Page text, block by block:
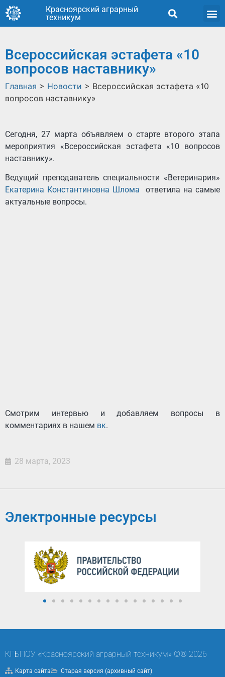
Красноярский аграрный
техникум
Всероссийская эстафета «10
вопросов наставнику»
Главная > Новости > Всероссийская эстафета «10
вопросов наставнику»
Сегодня, 27 марта объявляем о старте второго этапа
мероприятия «Всероссийская эстафета «10 вопросов
наставнику».
Ведущий преподаватель специальности «Ветеринария»
Екатерина Константиновна Шлома ответила на самые
актуальные вопросы.
Смотрим интервью и добавляем вопросы в
комментариях в нашем вк.
28 марта, 2023
Электронные ресурсы
КГБПОУ «Красноярский аграрный техникум» ©® 2026
Карта сайта Старая версия (архивный сайт)